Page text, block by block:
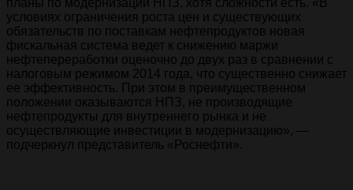
условиях ограничения роста цен и существующих
обязательств по поставкам нефтепродуктов новая
фискальная система ведет к снижению маржи
нефтепереработки оценочно до двух раз в сравнении с
налоговым режимом 2014 года, что существенно снижает
ее эффективность. При этом в преимущественном
положении оказываются НПЗ, не производящие
нефтепродукты для внутреннего рынка и не
осуществляющие инвестиции в модернизацию», —
подчеркнул представитель «Роснефти».